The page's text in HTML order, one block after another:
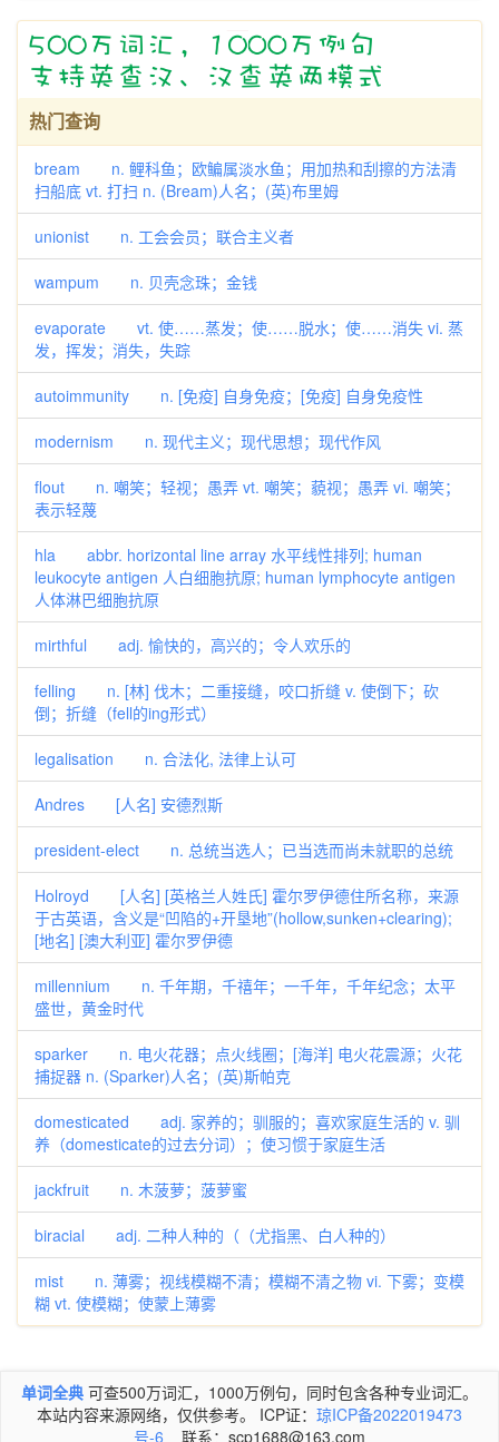
热门查询
bream n. 鲤科鱼；欧鳊属淡水鱼；用加热和刮擦的方法清
扫船底 vt. 打扫 n. (Bream)人名；(英)布里姆
unionist n. 工会会员；联合主义者
wampum n. 贝壳念珠；金钱
evaporate vt. 使……蒸发；使……脱水；使……消失 vi. 蒸
发，挥发；消失，失踪
autoimmunity n. [免疫] 自身免疫；[免疫] 自身免疫性
modernism n. 现代主义；现代思想；现代作风
flout n. 嘲笑；轻视；愚弄 vt. 嘲笑；藐视；愚弄 vi. 嘲笑；
表示轻蔑
hla abbr. horizontal line array 水平线性排列; human
leukocyte antigen 人白细胞抗原; human lymphocyte antigen
人体淋巴细胞抗原
mirthful adj. 愉快的，高兴的；令人欢乐的
felling n. [林] 伐木；二重接缝，咬口折缝 v. 使倒下；砍
倒；折缝（fell的ing形式）
legalisation n. 合法化, 法律上认可
Andres [人名] 安德烈斯
president-elect n. 总统当选人；已当选而尚未就职的总统
Holroyd [人名] [英格兰人姓氏] 霍尔罗伊德住所名称，来源
于古英语，含义是“凹陷的+开垦地”(hollow,sunken+clearing);
[地名] [澳大利亚] 霍尔罗伊德
millennium n. 千年期，千禧年；一千年，千年纪念；太平
盛世，黄金时代
sparker n. 电火花器；点火线圈；[海洋] 电火花震源；火花
捕捉器 n. (Sparker)人名；(英)斯帕克
domesticated adj. 家养的；驯服的；喜欢家庭生活的 v. 驯
养（domesticate的过去分词）；使习惯于家庭生活
jackfruit n. 木菠萝；菠萝蜜
biracial adj. 二种人种的（（尤指黑、白人种的）
mist n. 薄雾；视线模糊不清；模糊不清之物 vi. 下雾；变模
糊 vt. 使模糊；使蒙上薄雾
单词全典 可查500万词汇，1000万例句，同时包含各种专业词汇。
本站内容来源网络，仅供参考。 ICP证： 琼ICP备2022019473
号-6 联系：scp1688@163.com